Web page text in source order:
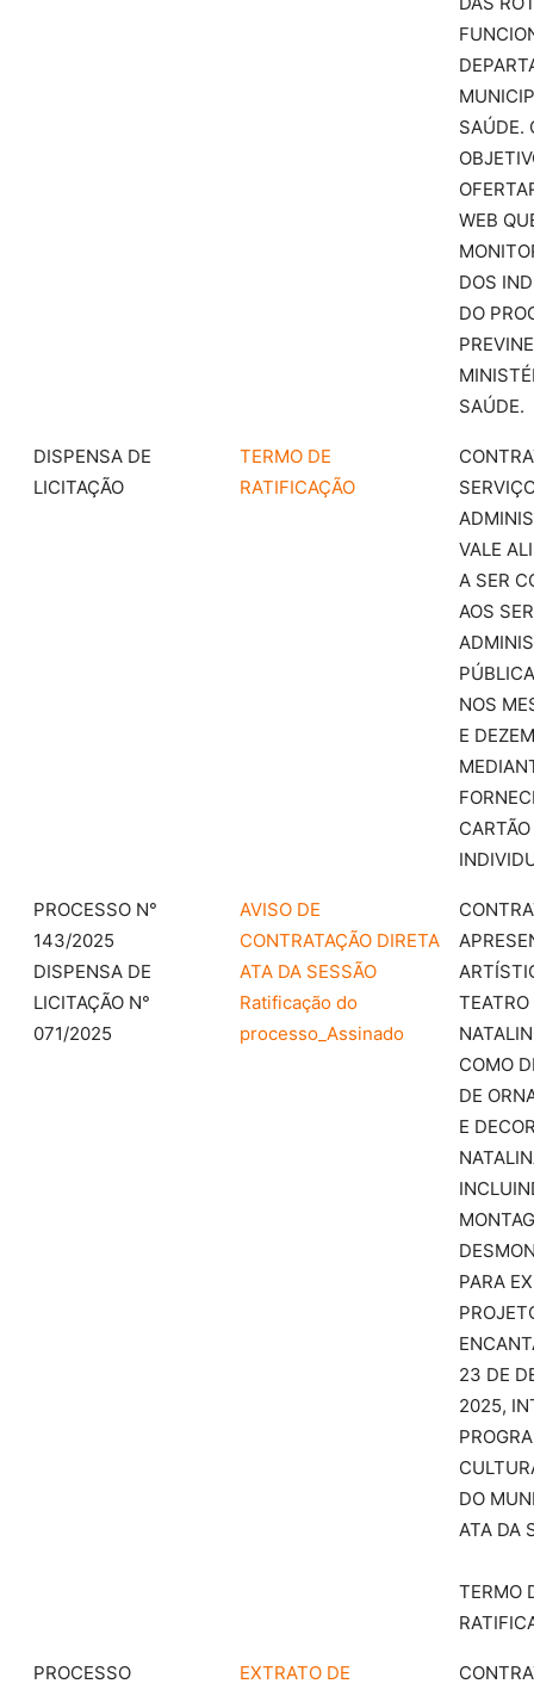
SAÚDE.
WEB
DOS
DO
SAÚDE.
DISPENSA DE
LICITAÇÃO
TERMO DE
RATIFICAÇÃO
VALE
A SER
AOS
NOS
E
PROCESSO N°
143/2025
DISPENSA DE
LICITAÇÃO N°
071/2025
AVISO DE
CONTRATAÇÃO DIRETA
ATA DA SESSÃO
Ratificação do
processo_Assinado
COMO
DE
E
PARA
23 DE
2025,
DO
ATA DA
TERMO
PROCESSO
EXTRATO DE